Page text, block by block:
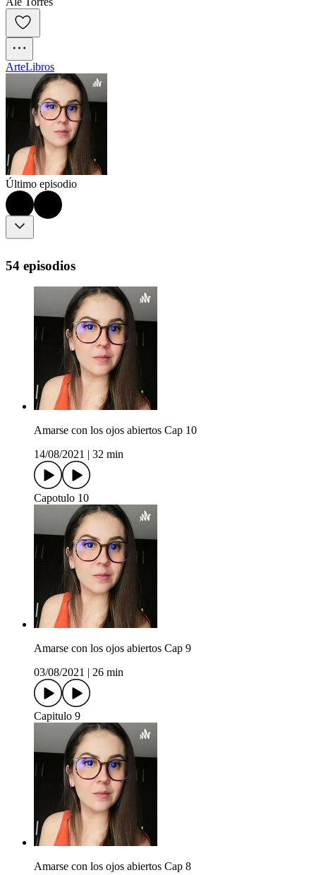
ArteLibros
Último episodio
54 episodios
Amarse con los ojos abiertos Cap 10
14/08/2021
32 min
Capotulo 10
Amarse con los ojos abiertos Cap 9
03/08/2021
26 min
Capitulo 9
Amarse con los ojos abiertos Cap 8